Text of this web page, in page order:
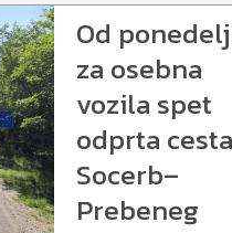
Od
za osebna
vozila spet
odprta cesta
Socerb–
Prebeneg